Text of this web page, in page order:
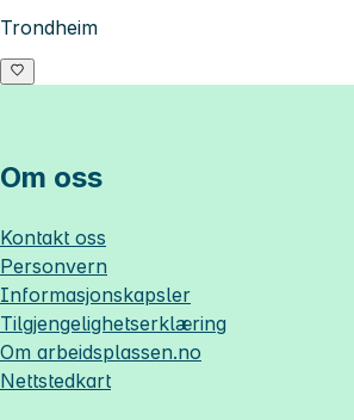
Trondheim
Om oss
Kontakt oss
Personvern
Informasjonskapsler
Tilgjengelighetserklæring
Om arbeidsplassen.no
Nettstedkart